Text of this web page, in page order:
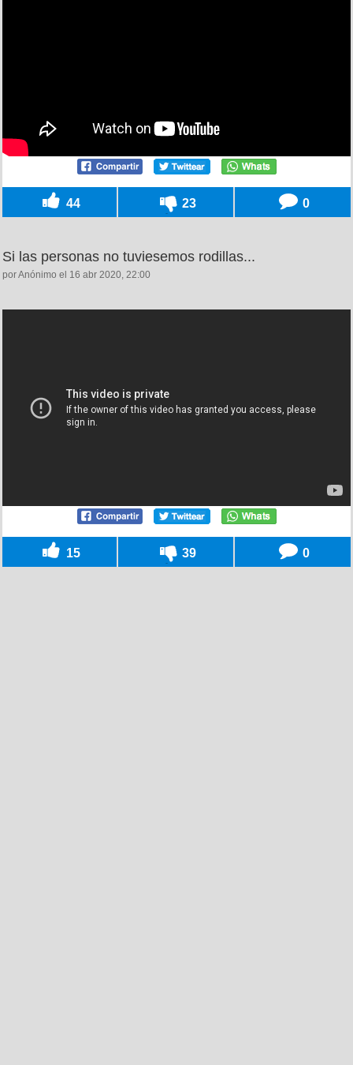
44 23 0
Si las personas no tuviesemos rodillas...
por Anónimo el 16 abr 2020, 22:00
15 39 0